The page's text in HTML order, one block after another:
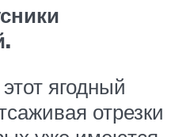
ягодный
отрезки